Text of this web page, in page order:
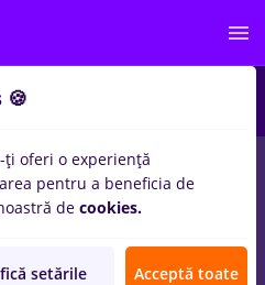
in Constructii / Instalatii,
ți oferi o experiență
pentru a beneficia de
de cookies.
setările Acceptă toate